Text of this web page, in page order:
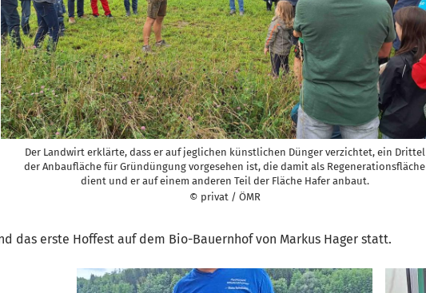
Der Landwirt erklärte, dass er auf jeglichen künstlichen Dünger verzichtet, ein Drittel
der Anbaufläche für Gründüngung vorgesehen ist, die damit als Regenerationsfläche
dient und er auf einem anderen Teil der Fläche Hafer anbaut.
© privat / ÖMR
das erste Hoffest auf dem Bio-Bauernhof von Markus Hager statt.